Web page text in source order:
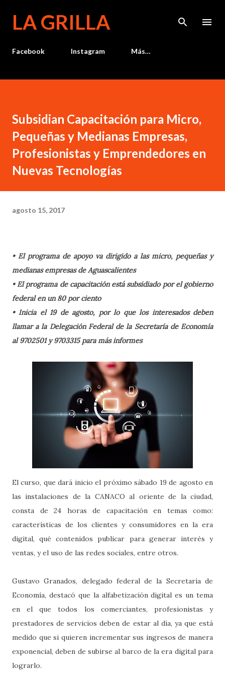
LA GRILLA
Facebook Instagram Más…
Subsidian Capacitación para Micro,
Pequeñas y Medianas Empresas,
Profesionistas y Emprendedores en
Nuevas Tecnologías
agosto 15, 2017
• El programa de apoyo va dirigido a las micro, pequeñas y
medianas empresas de Aguascalientes
• El programa de capacitación está subsidiado por el gobierno
federal en un 80 por ciento
• Inicia el 19 de agosto, por lo que los interesados deben
llamar a la Delegación Federal de la Secretaría de Economía
al 9702501 y 9703315 para más informes
El curso, que dará inicio el próximo sábado 19 de agosto en
las instalaciones de la CANACO al oriente de la ciudad,
consta de 24 horas de capacitación en temas como:
características de los clientes y consumidores en la era
digital, qué contenidos publicar para generar interés y
ventas, y el uso de las redes sociales, entre otros.
Gustavo Granados, delegado federal de la Secretaría de
Economía, destacó que la alfabetización digital es un tema
en el que todos los comerciantes, profesionistas y
prestadores de servicios deben de estar al día, ya que está
medido que si quieren incrementar sus ingresos de manera
exponencial, deben de subirse al barco de la era digital para
lograrlo.